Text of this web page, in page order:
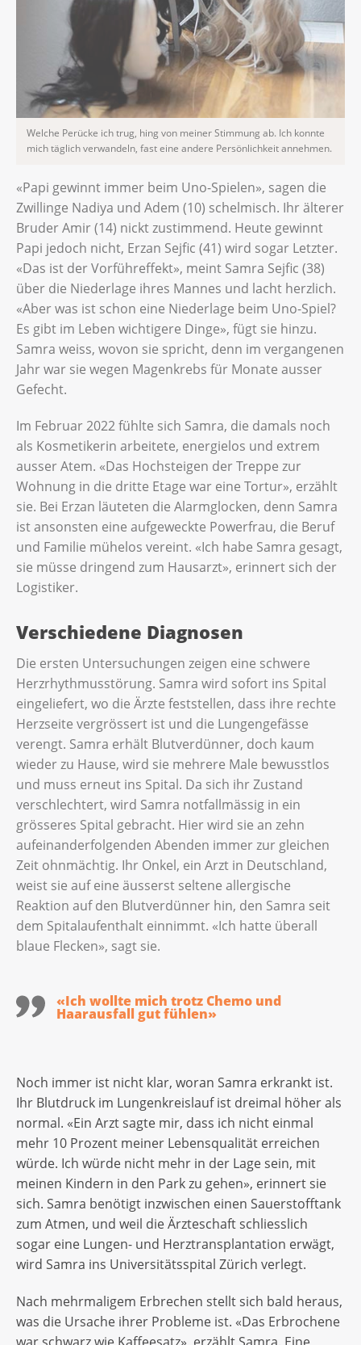
Welche Perücke ich trug, hing von meiner Stimmung ab. Ich konnte
mich täglich verwandeln, fast eine andere Persönlichkeit annehmen.
«Papi gewinnt immer beim Uno-Spielen», sagen die
Zwillinge Nadiya und Adem (10) schelmisch. Ihr älterer
Bruder Amir (14) nickt zustimmend. Heute gewinnt
Papi jedoch nicht, Erzan Sejfic (41) wird sogar Letzter.
«Das ist der Vorführeffekt», meint Samra Sejfic (38)
über die Niederlage ihres Mannes und lacht herzlich.
«Aber was ist schon eine Niederlage beim Uno-Spiel?
Es gibt im Leben wichtigere Dinge», fügt sie hinzu.
Samra weiss, wovon sie spricht, denn im vergangenen
Jahr war sie wegen Magenkrebs für Monate ausser
Gefecht.
Im Februar 2022 fühlte sich Samra, die damals noch
als Kosmetikerin arbeitete, energielos und extrem
ausser Atem. «Das Hochsteigen der Treppe zur
Wohnung in die dritte Etage war eine Tortur», erzählt
sie. Bei Erzan läuteten die Alarmglocken, denn Samra
ist ansonsten eine aufgeweckte Powerfrau, die Beruf
und Familie mühelos vereint. «Ich habe Samra gesagt,
sie müsse dringend zum Hausarzt», erinnert sich der
Logistiker.
Verschiedene Diagnosen
Die ersten Untersuchungen zeigen eine schwere
Herzrhythmusstörung. Samra wird sofort ins Spital
eingeliefert, wo die Ärzte feststellen, dass ihre rechte
Herzseite vergrössert ist und die Lungengefässe
verengt. Samra erhält Blutverdünner, doch kaum
wieder zu Hause, wird sie mehrere Male bewusstlos
und muss erneut ins Spital. Da sich ihr Zustand
verschlechtert, wird Samra notfallmässig in ein
grösseres Spital gebracht. Hier wird sie an zehn
aufeinanderfolgenden Abenden immer zur gleichen
Zeit ohnmächtig. Ihr Onkel, ein Arzt in Deutschland,
weist sie auf eine äusserst seltene allergische
Reaktion auf den Blutverdünner hin, den Samra seit
dem Spitalaufenthalt einnimmt. «Ich hatte überall
blaue Flecken», sagt sie.
«Ich wollte mich trotz Chemo und
Haarausfall gut fühlen»
Noch immer ist nicht klar, woran Samra erkrankt ist.
Ihr Blutdruck im Lungenkreislauf ist dreimal höher als
normal. «Ein Arzt sagte mir, dass ich nicht einmal
mehr 10 Prozent meiner Lebensqualität erreichen
würde. Ich würde nicht mehr in der Lage sein, mit
meinen Kindern in den Park zu gehen», erinnert sie
sich. Samra benötigt inzwischen einen Sauerstofftank
zum Atmen, und weil die Ärzteschaft schliesslich
sogar eine Lungen- und Herztransplantation erwägt,
wird Samra ins Universitätsspital Zürich verlegt.
Nach mehrmaligem Erbrechen stellt sich bald heraus,
was die Ursache ihrer Probleme ist. «Das Erbrochene